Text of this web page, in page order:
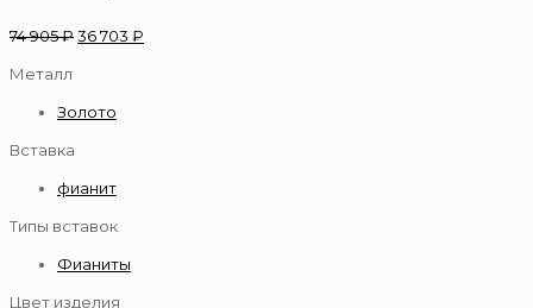
74 905₽36 703 ₽
Металл
Золото
Вставка
фианит
Типы вставок
Фианиты
Цвет изделия